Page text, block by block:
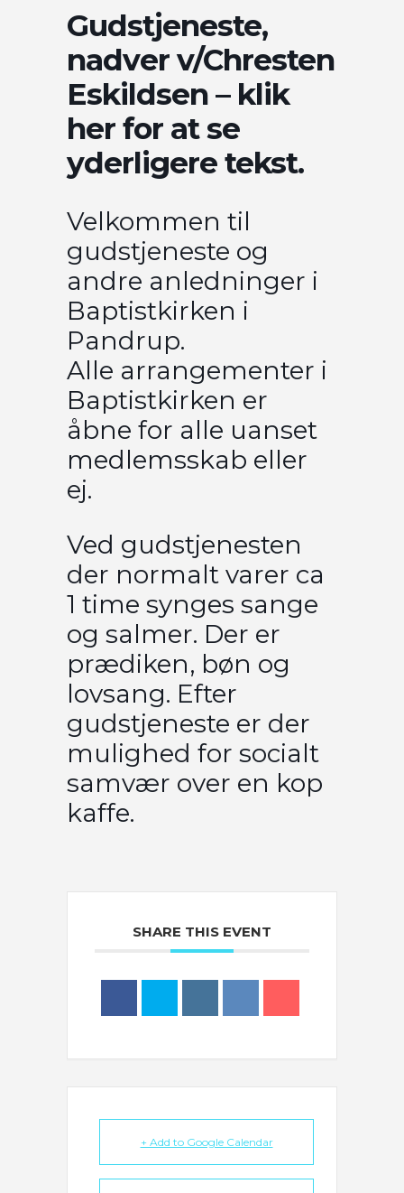
Gudstjeneste,
nadver v/Chresten
Eskildsen – klik
her for at se
yderligere tekst.
Velkommen til
gudstjeneste og
andre anledninger i
Baptistkirken i
Pandrup.
Alle arrangementer i
Baptistkirken er
åbne for alle uanset
medlemsskab eller
ej.
Ved gudstjenesten
der normalt varer ca
1 time synges sange
og salmer. Der er
prædiken, bøn og
lovsang. Efter
gudstjeneste er der
mulighed for socialt
samvær over en kop
kaffe.
SHARE THIS EVENT
+ Add to Google Calendar